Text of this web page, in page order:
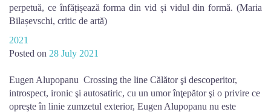
perpetuă, ce înfățișează forma din vid și vidul din formă. (Maria
Bilașevschi, critic de artă)
2021
Posted on 28 July 2021
Eugen Alupopanu Crossing the line Călător şi descoperitor,
introspect, ironic şi autosatiric, cu un umor înţepător şi o privire ce
opreşte în linie zumzetul exterior, Eugen Alupopanu nu este